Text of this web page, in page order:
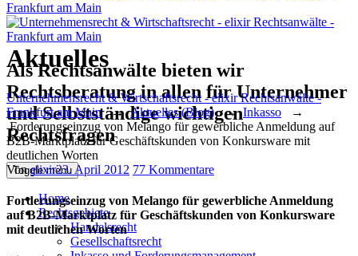
Als Rechtsanwälte bieten wir
Rechtsberatung in allen für Unternehmer
und Selbstständige wichtigen
Rechtsfragen
Toggle menu
Home
Rechtsgebiete
Handelsrecht
Gesellschaftsrecht
Aktuelles
Unternehmensrecht & Wirtschaftsrecht - elixir Rechtsanwälte -
Frankfurt am Main →Aktuelles (Blog)→Inkasso →
Forderungseinzug von Melango für gewerbliche Anmeldung auf
B2B-Marktplatz für Geschäftskunden von Konkursware mit
deutlichen Worten
Author
VonelixirPosted
on
23. April 2012 77 Kommentarezu
von
Melango
Forderungseinzug von Melango für gewerbliche Anmeldung
auf B2B-Marktplatz für Geschäftskunden von Konkursware
mit deutlichen Worten